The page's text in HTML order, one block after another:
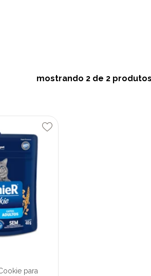
mostrando 2de 2 produtos
para